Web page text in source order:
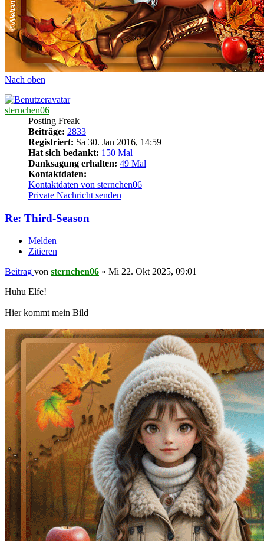
Nach oben
sternchen06
Posting Freak
Beiträge: 2833
Registriert: Sa 30. Jan 2016, 14:59
Hat sich bedankt: 150 Mal
Danksagung erhalten: 49 Mal
Kontaktdaten:
Kontaktdaten von sternchen06
Private Nachricht senden
Re: Third-Season
Melden
Zitieren
Beitrag von sternchen06 » Mi 22. Okt 2025, 09:01
Huhu Elfe!
Hier kommt mein Bild